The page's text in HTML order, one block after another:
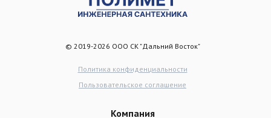
© 2019-2026 ООО СК "Дальний Восток"
Политика конфиденциальности
Пользовательское соглашение
Компания